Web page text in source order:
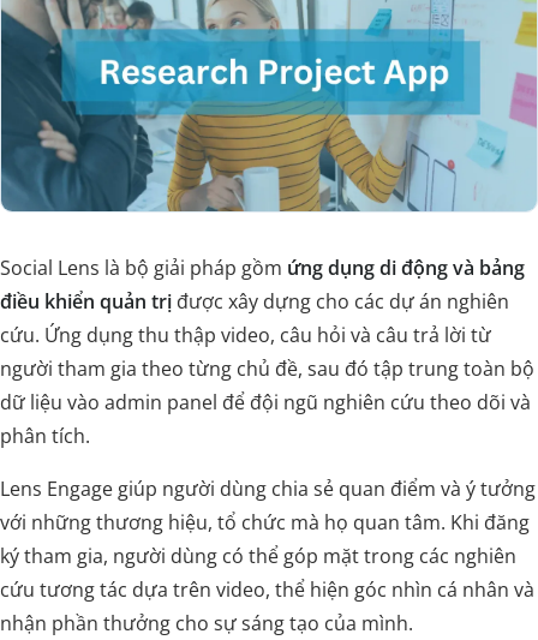
Social Lens là bộ giải pháp gồm ứng dụng di động và bảng
điều khiển quản trị được xây dựng cho các dự án nghiên
cứu. Ứng dụng thu thập video, câu hỏi và câu trả lời từ
người tham gia theo từng chủ đề, sau đó tập trung toàn bộ
dữ liệu vào admin panel để đội ngũ nghiên cứu theo dõi và
phân tích.
Lens Engage giúp người dùng chia sẻ quan điểm và ý tưởng
với những thương hiệu, tổ chức mà họ quan tâm. Khi đăng
ký tham gia, người dùng có thể góp mặt trong các nghiên
cứu tương tác dựa trên video, thể hiện góc nhìn cá nhân và
nhận phần thưởng cho sự sáng tạo của mình.